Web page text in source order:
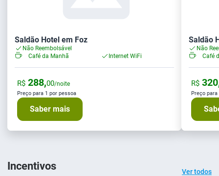
Saldão Hotel em Foz
Não Reembolsável
Café da Manhã
Internet WiFi
R$ 288,00/noite
Preço para 1 por pessoa
Saber mais
Saldão
Não
Café
R$
Preço
Incentivos Ver todos